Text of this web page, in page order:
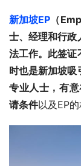
新加坡EP （
士、经理和行政
法工作。此签证
时也是新加坡
专业人士，有
请条件以及EP